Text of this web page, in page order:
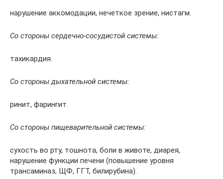
нарушение аккомодации, нечеткое зрение, нистагм.
Со стороны сердечно-сосудистой системы:
тахикардия.
Со стороны дыхательной системы:
ринит, фарингит.
Со стороны пищеварительной системы:
сухость во рту, тошнота, боли в животе, диарея,
нарушение функции печени (повышение уровня
трансаминаз, ЩФ, ГГТ, билирубина).